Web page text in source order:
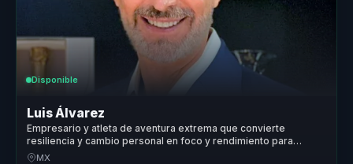
Disponible
Luis Álvarez
Empresario y atleta de aventura extrema que convierte
resiliencia y cambio personal en foco y rendimiento para
lideres y equipos.
MX